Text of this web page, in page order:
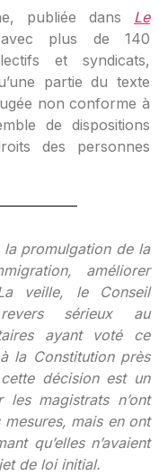
publiée dans Le
plus de 140
et syndicats,
partie du texte
non conforme à
de dispositions
des personnes
promulgation de la
améliorer
veille, le Conseil
sérieux au
ayant voté ce
la Constitution près
décision est un
magistrats n’ont
mais en ont
qu’elles n’avaient
de loi initial.